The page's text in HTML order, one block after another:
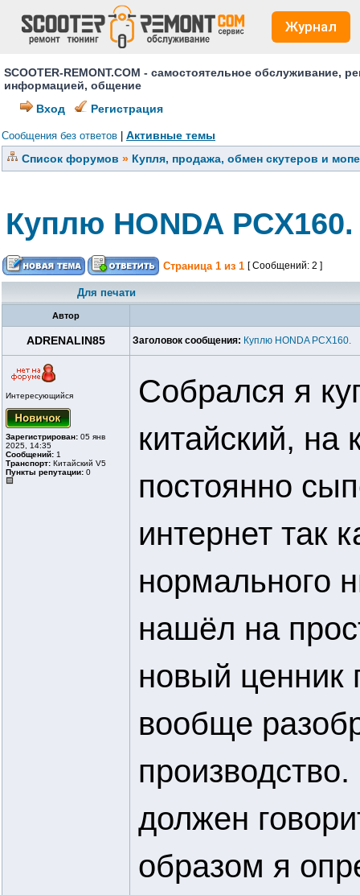
Журнал
SCOOTER-REMONT.COM - самостоятельное
информацией, общение
Вход
Регистрация
Сообщения без ответов
Активные темы
Список форумов » Купля, продажа, обмен скутеров и
Куплю HONDA PCX160.
Страница 1 из 1 [ Сообщений: 2 ]
Для печати
Автор
ADRENALIN85 Заголовок сообщения: Куплю HONDA PCX160.
Интересующийся
Зарегистрирован: 05 янв
2025, 14:35
Сообщений: 1
Транспорт: Китайский V5
Пункты репутации: 0
Собрался я
китайский, на
постоянно
интернет так
нормального
нашёл на
новый ценник
вообще
должен
образом я